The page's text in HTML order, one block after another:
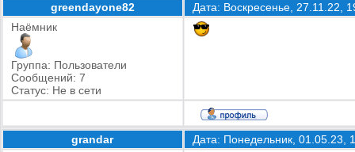
greendayone82
Дата: Воскресенье, 27.11.22,
Наёмник
Группа: Пользователи
Сообщений: 7
Статус: Не в сети
grandar
Дата: Понедельник,